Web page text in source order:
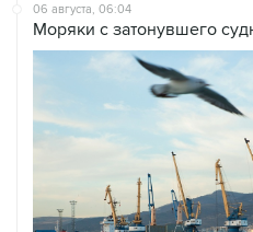
06 августа, 06:04
Моряки с затонувшего